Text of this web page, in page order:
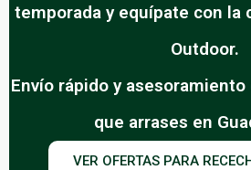
temporada y equípate con la
Outdoor.
Envío rápido y
que arrases en
VER OFERTAS PARA